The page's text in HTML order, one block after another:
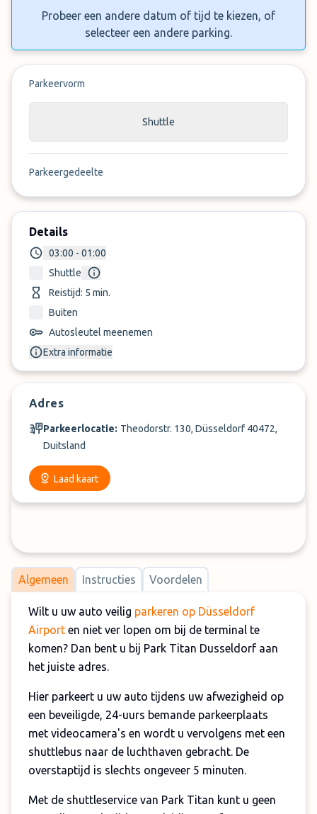
Probeer een andere datum of tijd te kiezen, of
selecteer een andere parking.
Parkeervorm
Shuttle
Parkeergedeelte
Details
03:00 - 01:00
Shuttle
Reistijd: 5 min.
Buiten
Autosleutel meenemen
Extra informatie
Adres
Parkeerlocatie: Theodorstr. 130, Düsseldorf 40472,
Duitsland
Laad kaart
Algemeen Instructies Voordelen
Wilt u uw auto veilig parkeren op Düsseldorf
Airport en niet ver lopen om bij de terminal te
komen? Dan bent u bij Park Titan Dusseldorf aan
het juiste adres.
Hier parkeert u uw auto tijdens uw afwezigheid op
een beveiligde, 24-uurs bemande parkeerplaats
met videocamera's en wordt u vervolgens met een
shuttlebus naar de luchthaven gebracht. De
overstaptijd is slechts ongeveer 5 minuten.
Met de shuttleservice van Park Titan kunt u geen